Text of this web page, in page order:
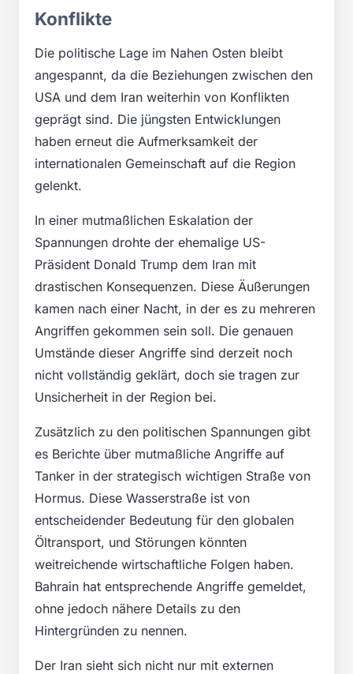
Konflikte
Die politische Lage im Nahen Osten bleibt
angespannt, da die Beziehungen zwischen den
USA und dem Iran weiterhin von Konflikten
geprägt sind. Die jüngsten Entwicklungen
haben erneut die Aufmerksamkeit der
internationalen Gemeinschaft auf die Region
gelenkt.
In einer mutmaßlichen Eskalation der
Spannungen drohte der ehemalige US-
Präsident Donald Trump dem Iran mit
drastischen Konsequenzen. Diese Äußerungen
kamen nach einer Nacht, in der es zu mehreren
Angriffen gekommen sein soll. Die genauen
Umstände dieser Angriffe sind derzeit noch
nicht vollständig geklärt, doch sie tragen zur
Unsicherheit in der Region bei.
Zusätzlich zu den politischen Spannungen gibt
es Berichte über mutmaßliche Angriffe auf
Tanker in der strategisch wichtigen Straße von
Hormus. Diese Wasserstraße ist von
entscheidender Bedeutung für den globalen
Öltransport, und Störungen könnten
weitreichende wirtschaftliche Folgen haben.
Bahrain hat entsprechende Angriffe gemeldet,
ohne jedoch nähere Details zu den
Hintergründen zu nennen.
Der Iran sieht sich nicht nur mit externen